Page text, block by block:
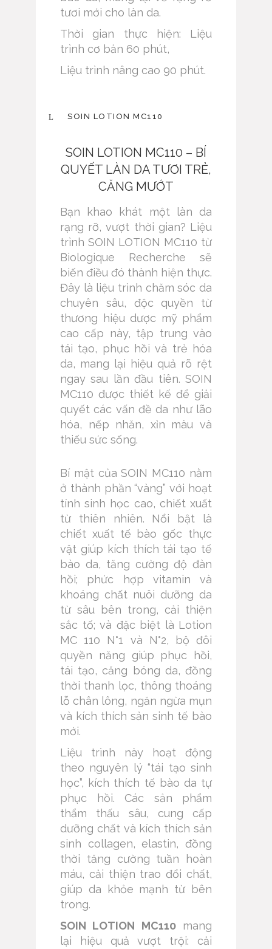
tươi mới cho làn da.
Thời gian thực hiện: Liệu
trình cơ bản 60 phút,
Liệu trình nâng cao 90 phút.
SOIN LOTION MC110
SOIN LOTION MC110 – BÍ
QUYẾT LÀN DA TƯƠI TRẺ,
CĂNG MƯỚT
Bạn khao khát một làn da
rạng rỡ, vượt thời gian? Liệu
trình SOIN LOTION MC110 từ
Biologique Recherche sẽ
biến điều đó thành hiện thực.
Đây là liệu trình chăm sóc da
chuyên sâu, độc quyền từ
thương hiệu dược mỹ phẩm
cao cấp này, tập trung vào
tái tạo, phục hồi và trẻ hóa
da, mang lại hiệu quả rõ rệt
ngay sau lần đầu tiên. SOIN
MC110 được thiết kế để giải
quyết các vấn đề da như lão
hóa, nếp nhăn, xỉn màu và
thiếu sức sống.
Bí mật của SOIN MC110 nằm
ở thành phần “vàng” với hoạt
tính sinh học cao, chiết xuất
từ thiên nhiên. Nổi bật là
chiết xuất tế bào gốc thực
vật giúp kích thích tái tạo tế
bào da, tăng cường độ đàn
hồi; phức hợp vitamin và
khoáng chất nuôi dưỡng da
từ sâu bên trong, cải thiện
sắc tố; và đặc biệt là Lotion
MC 110 N°1 và N°2, bộ đôi
quyền năng giúp phục hồi,
tái tạo, căng bóng da, đồng
thời thanh lọc, thông thoáng
lỗ chân lông, ngăn ngừa mụn
và kích thích sản sinh tế bào
mới.
Liệu trình này hoạt động
theo nguyên lý “tái tạo sinh
học”, kích thích tế bào da tự
phục hồi. Các sản phẩm
thẩm thấu sâu, cung cấp
dưỡng chất và kích thích sản
sinh collagen, elastin, đồng
thời tăng cường tuần hoàn
máu, cải thiện trao đổi chất,
giúp da khỏe mạnh từ bên
trong.
SOIN LOTION MC110mang
lại hiệu quả vượt trội: cải